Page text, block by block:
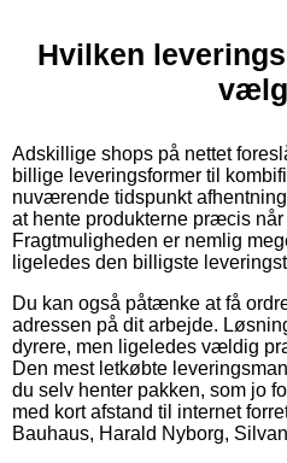
Hvilken
Adskillige shops på nettet
billige leveringsformer til
nuværende tidspunkt
at hente produkterne præcis når
Fragtmuligheden er nemlig
ligeledes den billigste
Du kan også påtænke at få
adressen på dit arbejde.
dyrere, men ligeledes vældig
Den mest letkøbte
du selv henter pakken, som jo
med kort afstand til internet
Bauhaus, Harald Nyborg,